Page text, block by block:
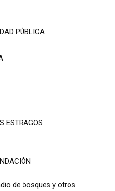
PÚBLICA
ESTRAGOS
de bosques y otros